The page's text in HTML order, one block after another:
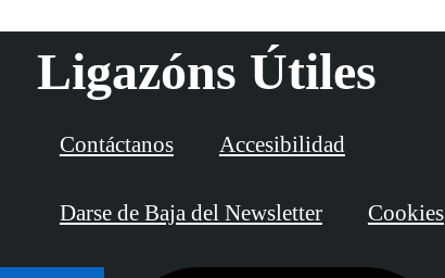
Ligazóns Útiles
Contáctanos Accesibilidad
Darse de Baja del Newsletter Cookies